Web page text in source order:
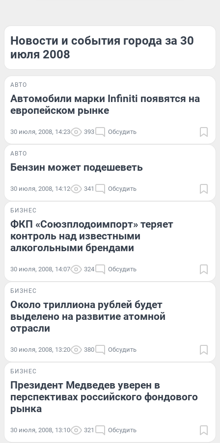
Новости и события города за 30
июля 2008
АВТО
Автомобили марки Infiniti появятся на
европейском рынке
30 июля, 2008, 14:23 393 Обсудить
АВТО
Бензин может подешеветь
30 июля, 2008, 14:12 341 Обсудить
БИЗНЕС
ФКП «Союзплодоимпорт» теряет
контроль над известными
алкогольными брендами
30 июля, 2008, 14:07 324 Обсудить
БИЗНЕС
Около триллиона рублей будет
выделено на развитие атомной
отрасли
30 июля, 2008, 13:20 380 Обсудить
БИЗНЕС
Президент Медведев уверен в
перспективах российского фондового
рынка
30 июля, 2008, 13:10 321 Обсудить